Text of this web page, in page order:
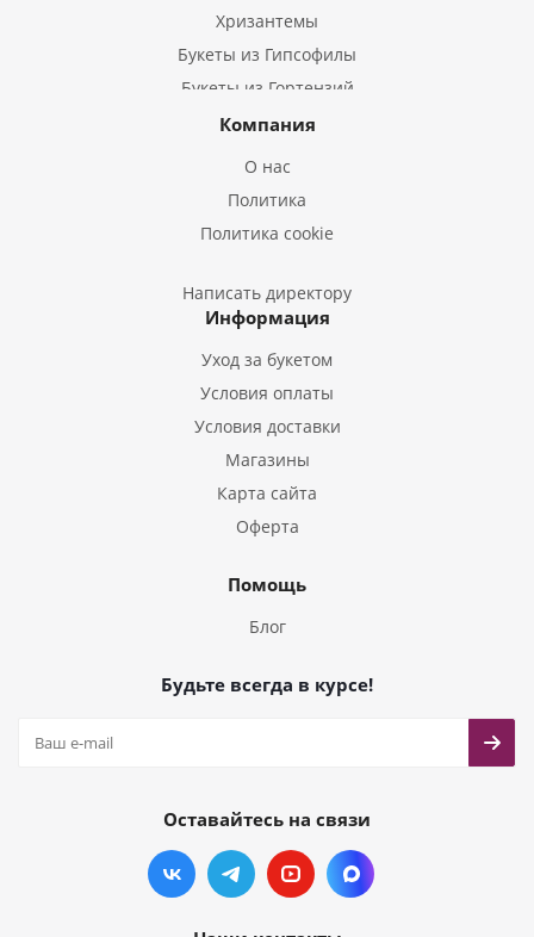
Хризантемы
Букеты из Гипсофилы
Букеты из Гортензий
Букеты из Ирисов
Букеты из Эустом
Букеты из Гладиолусов
Букеты из Тюльпанов
Компания
О нас
Политика
Политика cookie
Написать директору
Информация
Уход за букетом
Условия оплаты
Условия доставки
Магазины
Карта сайта
Оферта
Помощь
Блог
Будьте всегда в курсе!
Оставайтесь на связи